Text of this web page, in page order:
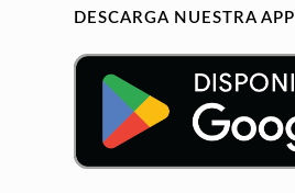
DESCARGA NUESTRA APP